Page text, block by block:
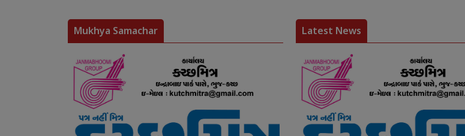
Mukhya Samachar Latest News